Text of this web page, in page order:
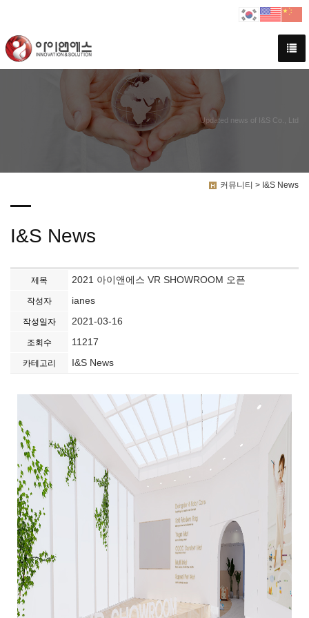
Updated news of I&S Co., Ltd
커뮤니티 > I&S News
I&S News
제목 2021 아이앤에스 VR SHOWROOM 오픈
작성자 ianes
작성일자 2021-03-16
조회수 11217
카테고리 I&S News